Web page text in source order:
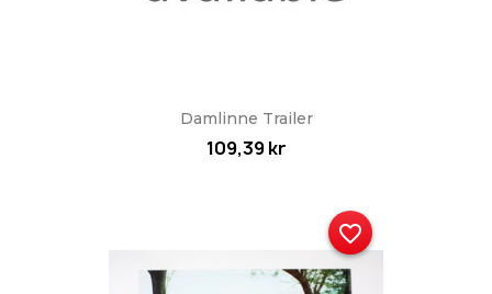
Damlinne Trailer
109,39 kr
favorite_border